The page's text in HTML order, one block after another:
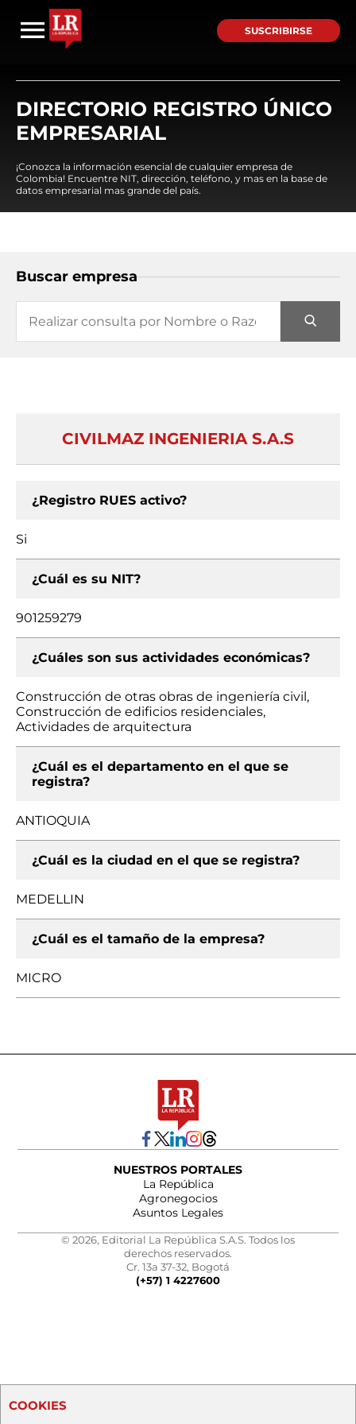
SUSCRIBIRSE
DIRECTORIO REGISTRO ÚNICO
EMPRESARIAL
¡Conozca la información esencial de cualquier empresa de
Colombia! Encuentre NIT, dirección, teléfono, y mas en la base de
datos empresarial mas grande del país.
Buscar empresa
CIVILMAZ INGENIERIA S.A.S
¿Registro RUES activo?
Si
¿Cuál es su NIT?
901259279
¿Cuáles son sus actividades económicas?
Construcción de otras obras de ingeniería civil,
Construcción de edificios residenciales,
Actividades de arquitectura
¿Cuál es el departamento en el que se
registra?
ANTIOQUIA
¿Cuál es la ciudad en el que se registra?
MEDELLIN
¿Cuál es el tamaño de la empresa?
MICRO
NUESTROS PORTALES
La República
Agronegocios
Asuntos Legales
© 2026, Editorial La República S.A.S. Todos los
derechos reservados.
Cr. 13a 37-32, Bogotá
(+57) 1 4227600
COOKIES